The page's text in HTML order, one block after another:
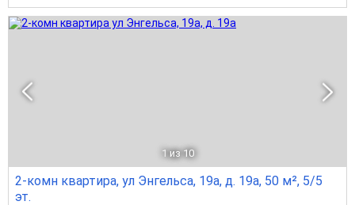
1 из 10
2-комн квартира, ул Энгельса, 19а, д. 19а, 50 м², 5/5
эт.